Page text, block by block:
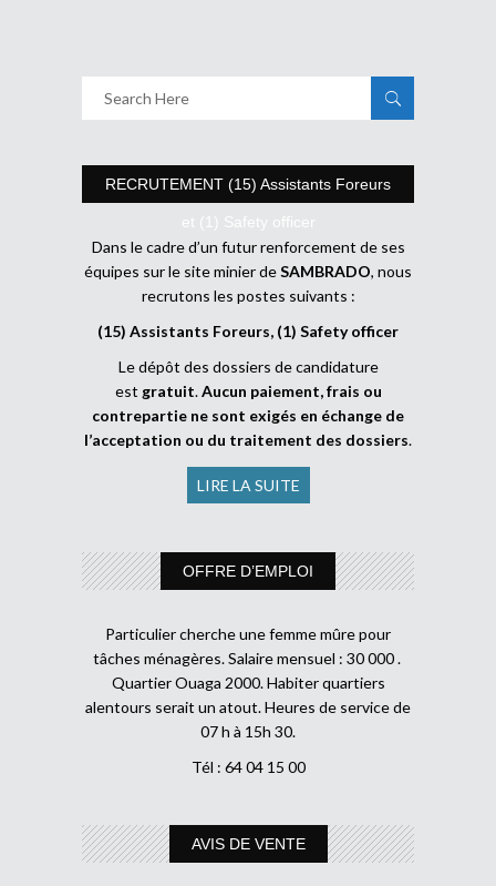
RECRUTEMENT (15) Assistants Foreurs
et (1) Safety officer
Dans le cadre d’un futur renforcement de ses
équipes sur le site minier deSAMBRADO, nous
recrutons les postes suivants :
(15) Assistants Foreurs, (1) Safety officer
Le dépôt des dossiers de candidature
est gratuit.Aucun paiement, frais ou
contrepartie ne sont exigés en échange de
l’acceptation ou du traitement des dossiers.
LIRE LA SUITE
OFFRE D’EMPLOI
Particulier cherche une femme mûre pour
tâches ménagères. Salaire mensuel : 30 000 .
Quartier Ouaga 2000. Habiter quartiers
alentours serait un atout. Heures de service de
07 h à 15h 30.
Tél : 64 04 15 00
AVIS DE VENTE